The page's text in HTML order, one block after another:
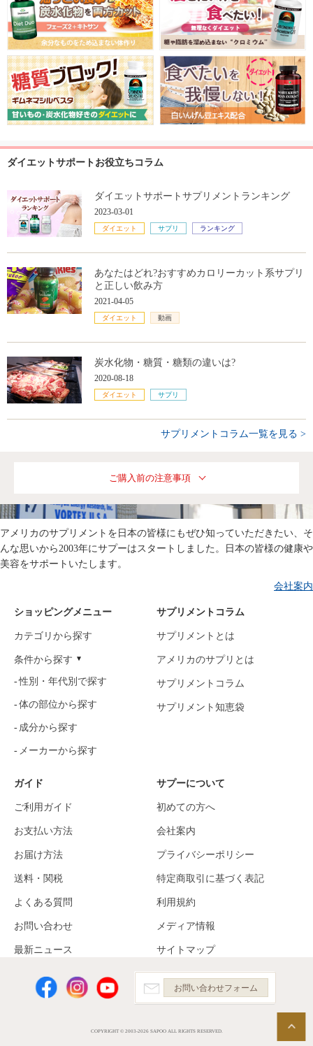
ダイエットサポートお役立ちコラム
ダイエットサポートサプリメントランキング
2023-03-01
ダイエット サプリ ランキング
あなたはどれ?おすすめカロリーカット系サプリ
と正しい飲み方
2021-04-05
ダイエット 動画
炭水化物・糖質・糖類の違いは?
2020-08-18
ダイエット サプリ
サプリメントコラム一覧を見る >
ご購入前の注意事項
アメリカのサプリメントを日本の皆様にもぜひ知っていただきたい、そ
んな思いから2003年にサプーはスタートしました。日本の皆様の健康や
美容をサポートいたします。
会社案内
ショッピングメニュー
カテゴリから探す
条件から探す
性別・年代別で探す
体の部位から探す
成分から探す
メーカーから探す
ガイド
ご利用ガイド
お支払い方法
お届け方法
送料・関税
よくある質問
お問い合わせ
最新ニュース
サプリメントコラム
サプリメントとは
アメリカのサプリとは
サプリメントコラム
サプリメント知恵袋
サプーについて
初めての方へ
会社案内
プライバシーポリシー
特定商取引に基づく表記
利用規約
メディア情報
サイトマップ
お問い合わせフォーム
COPYRIGHT © 2003-2026 SAPOO ALL RIGHTS RESERVED.